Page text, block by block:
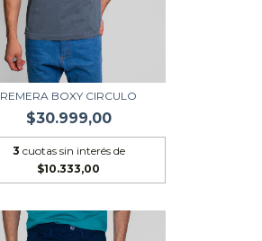
REMERA BOXY CIRCULO
$30.999,00
3 cuotas sin interés de
$10.333,00